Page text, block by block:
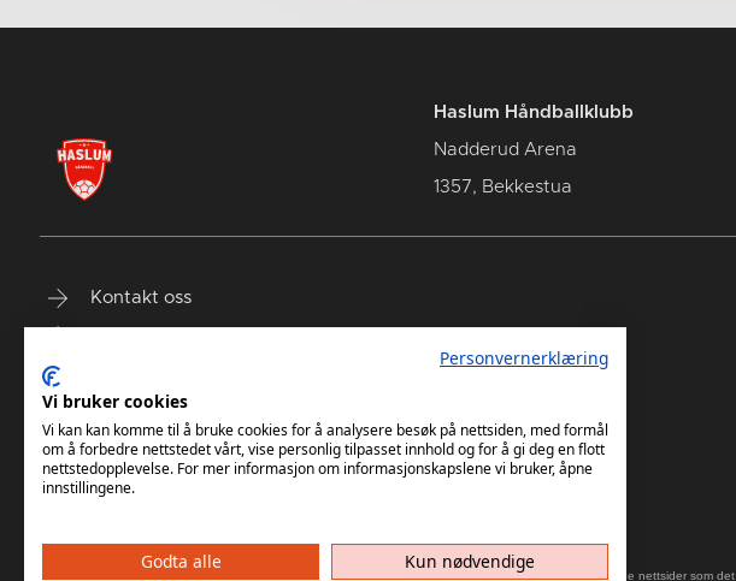
Haslum Håndballklubb
Nadderud Arena
1357, Bekkestua
Kontakt oss
Haslum HK har ikke ansvar for innhold på eksterne nettsider som
Personvernerklæring
Vi bruker cookies
Vi kan kan komme til å bruke cookies for å analysere besøk på nettsiden, med formål
om å forbedre nettstedet vårt, vise personlig tilpasset innhold og for å gi deg en flott
nettstedopplevelse. For mer informasjon om informasjonskapslene vi bruker, åpne
innstillingene.
Godta alle Kun nødvendige